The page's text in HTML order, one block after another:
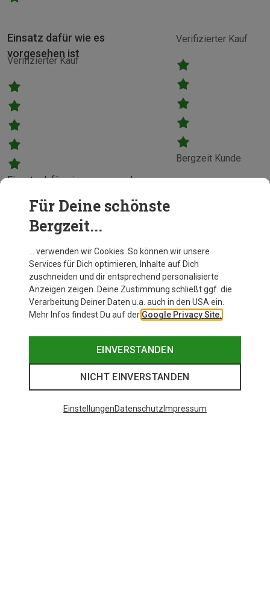
Bergzeit Kunde
Verifizierter Kauf
Einsatz dafür wie es
vorgesehen ist
Einsatz dafür wie es vorgesehen
Bergzeit Kunde
Verifizierter Kauf
Für Deine schönste
Bergzeit...
… verwenden wir Cookies. So können wir unsere
Services für Dich optimieren, Inhalte auf Dich
zuschneiden und dir entsprechend personalisierte
Anzeigen zeigen. Deine Zustimmung schließt ggf. die
Verarbeitung Deiner Daten u.a. auch in den USA ein.
Mehr Infos findest Du auf der Google Privacy Site.
EINVERSTANDEN
NICHT EINVERSTANDEN
EinstellungenDatenschutz Impressum